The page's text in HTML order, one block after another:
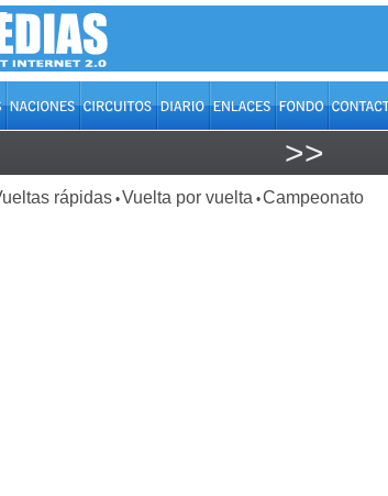
>>
rápidas •Vuelta por vuelta •Campeonato